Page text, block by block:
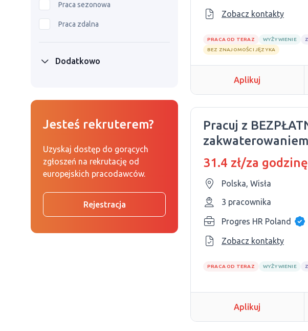
Praca sezonowa
Praca zdalna
Dodatkowo
Jesteś rekruterem?
Uzyskaj dostęp do gorących
zgłoszeń na rekrutację od
europejskich pracodawców.
Rejestracja
Zobacz kontakty
PRACA OD TERAZ WYŻYWIENIE
BEZ ZNAJOMOŚCI JĘZYKA
Aplikuj
Pracuj z
hotel górski
31.4 zł/za godzinę
Polska, Wisła
3 pracownika
Progres HR Poland
Zobacz kontakty
PRACA OD TERAZ WYŻYWIENIE
Aplikuj